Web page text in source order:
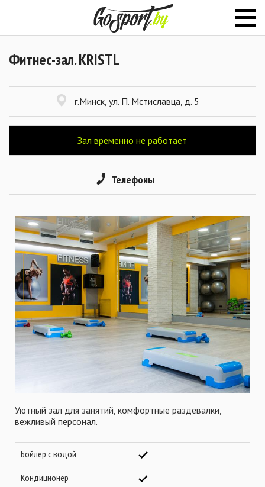
Фитнес-зал. KRISTL
г.Минск, ул. П. Мстиславца, д. 5
Зал временно не работает
Телефоны
Уютный зал для занятий, комфортные раздевалки,
вежливый персонал.
Бойлер с водой
Кондиционер